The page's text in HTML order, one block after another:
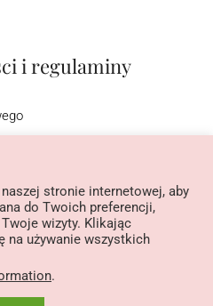
i regulaminy
interentowej (DSA)
pod nazwą ”Podziel się
stronie internetowej, aby
do Twoich preferencji,
wizyty. Klikając
na używanie wszystkich
.